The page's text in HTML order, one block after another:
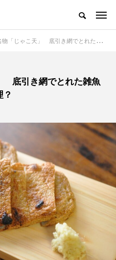
さ
意外と簡単！ 100均で
買った道具で＜魚のは
く製＞を作ってみた
夏休みの自由研究にい
かが？
2026.06.02
ゃこ天」 底引き網でとれた雑魚を有効活用した郷土料理？
底引き網でとれた雑魚